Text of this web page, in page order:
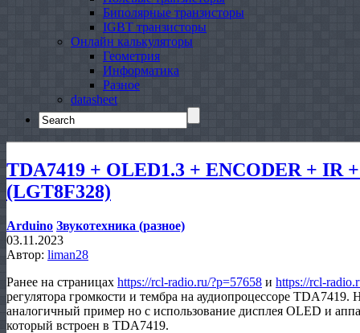
Биполярные транзисторы
IGBT транзисторы
Онлайн калькуляторы
Геометрия
Информатика
Разное
datasheet
Search
for:
TDA7419 + OLED1.3 + ENCODER + IR
(LGT8F328)
Arduino Звукотехника (разное)
03.11.2023
Автор: liman28
Ранее на страницах https://rcl-radio.ru/?p=57658 и https://rcl-
регулятора громкости и тембра на аудиопроцессоре TDA7419.
аналогичный пример но с использование дисплея OLED и
который встроен в TDA7419.